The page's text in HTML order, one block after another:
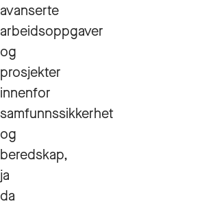
avanserte
arbeidsoppgaver
og
prosjekter
innenfor
samfunnssikkerhet
og
beredskap,
ja
da